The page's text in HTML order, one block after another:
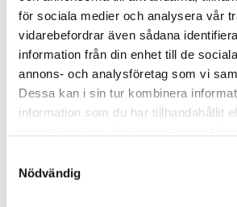
för sociala medier och analysera vår
vidarebefordrar även sådana
information från din enhet till de
annons- och analysföretag som vi
Dessa kan i sin tur kombinera
information som du har tillhandahållit
Nödvändig